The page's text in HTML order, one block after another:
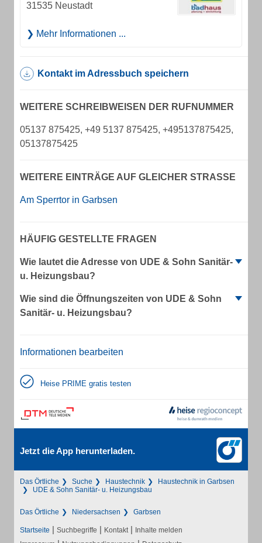
31535 Neustadt
Mehr Informationen ...
Kontakt im Adressbuch speichern
WEITERE SCHREIBWEISEN DER RUFNUMMER
05137 875425, +49 5137 875425, +495137875425,
05137875425
WEITERE EINTRÄGE AUF GLEICHER STRASSE
Am Sperrtor in Garbsen
HÄUFIG GESTELLTE FRAGEN
Wie lautet die Adresse von UDE & Sohn Sanitär-
u. Heizungsbau?
Wie sind die Öffnungszeiten von UDE & Sohn
Sanitär- u. Heizungsbau?
Informationen bearbeiten
Heise PRIME gratis testen
Jetzt die App herunterladen.
Das Örtliche Suche Haustechnik
Haustechnik in Garbsen
UDE & Sohn Sanitär- u. Heizungsbau
Das Örtliche Niedersachsen Garbsen
Startseite | Suchbegriffe | Kontakt | Inhalte melden